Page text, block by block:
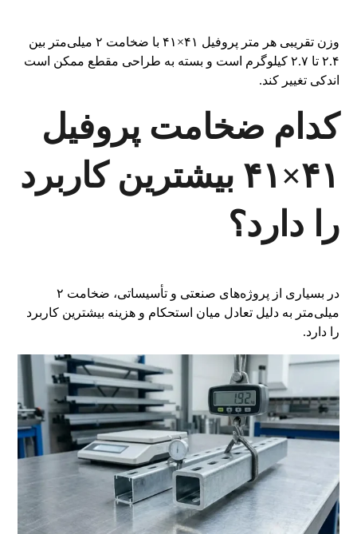
وزن تقریبی هر متر پروفیل ۴۱×۴۱ با ضخامت ۲ میلی‌متر بین
۲.۴ تا ۲.۷ کیلوگرم است و بسته به طراحی مقطع ممکن است
اندکی تغییر کند.
کدام ضخامت پروفیل
۴۱×۴۱ بیشترین کاربرد
را دارد؟
در بسیاری از پروژه‌های صنعتی و تأسیساتی، ضخامت ۲
میلی‌متر به دلیل تعادل میان استحکام و هزینه بیشترین کاربرد
را دارد.